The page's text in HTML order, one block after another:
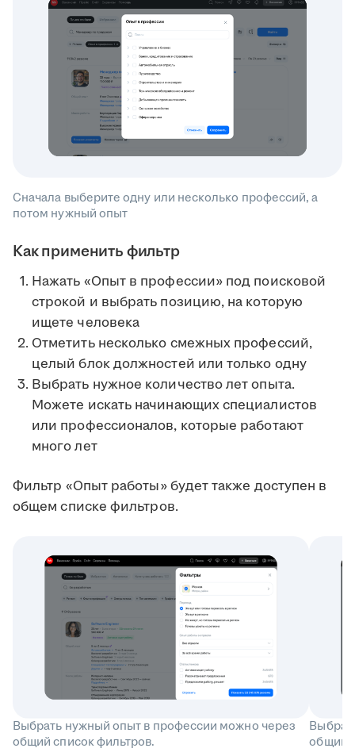
Сначала выберите одну или несколько профессий, а
потом нужный опыт
Как применить фильтр
Нажать «Опыт в профессии» под поисковой
строкой и выбрать позицию, на которую
ищете человека
Отметить несколько смежных профессий,
целый блок должностей или только одну
Выбрать нужное количество лет опыта.
Можете искать начинающих специалистов
или профессионалов, которые работают
много лет
Фильтр «Опыт работы» будет также доступен в
общем списке фильтров.
Выбрать нужный опыт в профессии можно через
общий список фильтров.
общий